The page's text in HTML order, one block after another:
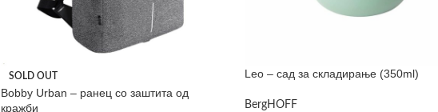
SOLD OUT
Bobby Urban – ранец со заштита од
кражби
Leo – сад за складирање (350ml)
BergHOFF